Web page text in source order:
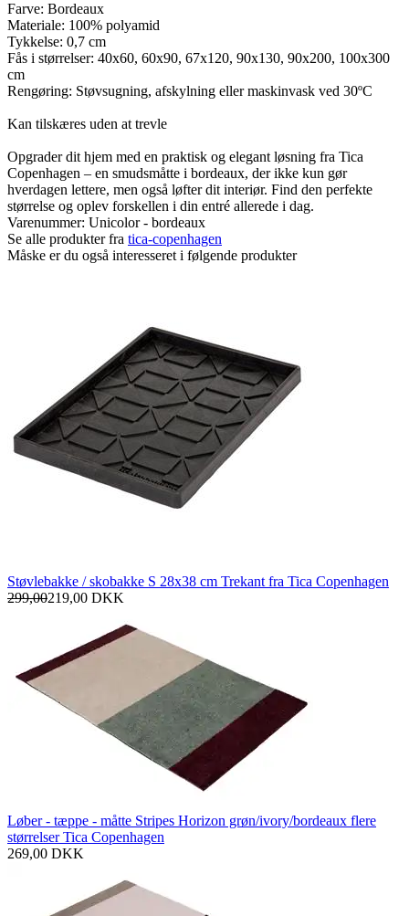
Farve: Bordeaux
Materiale: 100% polyamid
Tykkelse: 0,7 cm
Fås i størrelser: 40x60, 60x90, 67x120, 90x130, 90x200, 100x300
cm
Rengøring: Støvsugning, afskylning eller maskinvask ved 30ºC
Kan tilskæres uden at trevle
Opgrader dit hjem med en praktisk og elegant løsning fra Tica
Copenhagen – en smudsmåtte i bordeaux, der ikke kun gør
hverdagen lettere, men også løfter dit interiør. Find den perfekte
størrelse og oplev forskellen i din entré allerede i dag.
Varenummer: Unicolor - bordeaux
Se alle produkter fra tica-copenhagen
Måske er du også interesseret i følgende produkter
Støvlebakke / skobakke S 28x38 cm Trekant fra Tica Copenhagen
299,00219,00 DKK
Løber - tæppe - måtte Stripes Horizon grøn/ivory/bordeaux flere
størrelser Tica Copenhagen
269,00 DKK